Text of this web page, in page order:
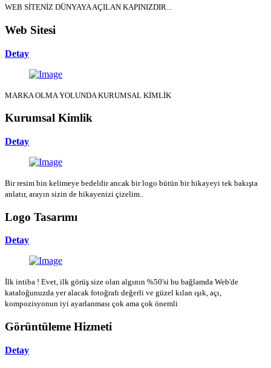
WEB SİTENİZ DÜNYAYA AÇILAN KAPINIZDIR...
Web Sitesi
Detay
MARKA OLMA YOLUNDA KURUMSAL KİMLİK
Kurumsal Kimlik
Detay
Bir resim bin kelimeye bedeldir ancak bir logo bütün bir hikayeyi tek bakışta
anlatır, arayın sizin de hikayenizi çizelim..
Logo Tasarımı
Detay
İlk intiba ! Evet, ilk görüş size olan algının %50'si bu bağlamda Web'de
kataloğunuzda yer alacak fotoğrafı değerli ve güzel kılan ışık, açı,
kompozisyonun iyi ayarlanması çok ama çok önemli
Görüntüleme Hizmeti
Detay